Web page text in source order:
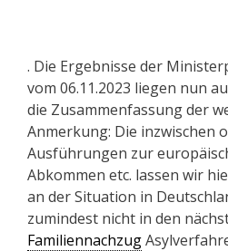
. Die Ergebnisse der
vom 06.11.2023 liegen nun
die Zusammenfassung der
Anmerkung: Die inzwischen
Ausführungen zur
Abkommen etc. lassen wir
an der Situation in
zumindest nicht in den
Familiennachzug